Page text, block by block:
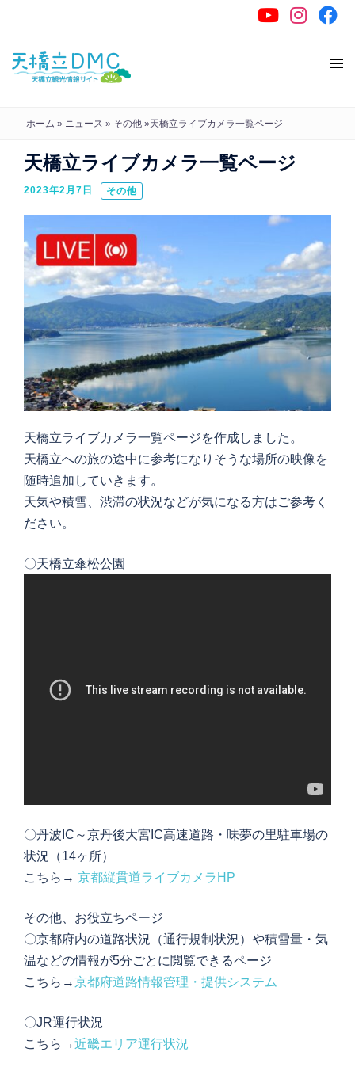
ホーム » ニュース » その他 »天橋立ライブカメラ一覧ページ
天橋立ライブカメラ一覧ページ
2023年2月7日 その他
天橋立ライブカメラ一覧ページを作成しました。
天橋立への旅の途中に参考になりそうな場所の映像を
随時追加していきます。
天気や積雪、渋滞の状況などが気になる方はご参考く
ださい。
〇天橋立傘松公園
〇丹波IC～京丹後大宮IC高速道路・味夢の里駐車場の
状況（14ヶ所）
こちら→ 京都縦貫道ライブカメラHP
その他、お役立ちページ
〇京都府内の道路状況（通行規制状況）や積雪量・気
温などの情報が5分ごとに閲覧できるページ
こちら→京都府道路情報管理・提供システム
〇JR運行状況
こちら→近畿エリア運行状況